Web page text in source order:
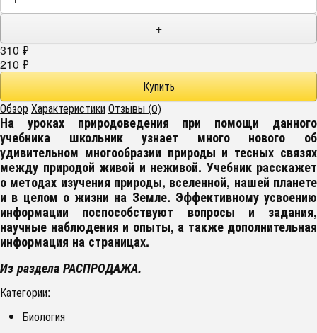
+
310 ₽
210 ₽
ОбзорХарактеристикиОтзывы (0)
На уроках природоведения при помощи данного
учебника школьник узнает много нового об
удивительном многообразии природы и тесных связях
между природой живой и неживой. Учебник расскажет
о методах изучения природы, вселенной, нашей планете
и в целом о жизни на Земле. Эффективному усвоению
информации поспособствуют вопросы и задания,
научные наблюдения и опыты, а также дополнительная
информация на страницах.
Из раздела РАСПРОДАЖА.
Категории:
Биология